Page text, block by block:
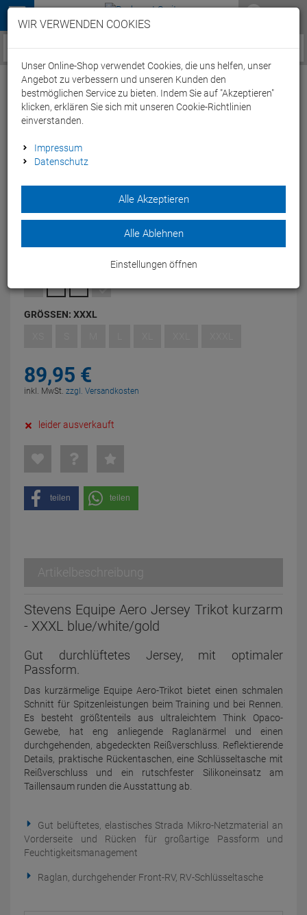
Menü
Service / Hilfe
Stevens Equipe Aero Jersey Trikot kurzarm
- XXXL blue/white/gold
Das Stevens Equipe Aero Jersey Trikot hält Sie trocken und ist
BLUE/WHITE/GOLD
GRÖSSEN: XXXL
89,95 €
inkl. MwSt. zzgl. Versandkosten
leider ausverkauft
teilen teilen
Artikelbeschreibung
Stevens Equipe Aero Jersey Trikot kurzarm
- XXXL blue/white/gold
Gut durchlüftetes Jersey, mit optimaler
Passform.
Das kurzärmelige Equipe Aero-Trikot bietet einen schmalen
Schnitt für Spitzenleistungen beim Training und bei Rennen.
Es besteht größtenteils aus ultraleichtem Think Opaco-
Gewebe, hat eng anliegende Raglanärmel und einen
durchgehenden, abgedeckten Reißverschluss. Reflektierende
Details, praktische Rückentaschen, eine Schlüsseltasche mit
Reißverschluss und ein rutschfester Silikoneinsatz am
Taillensaum runden die Ausstattung ab.
Gut belüftetes, elastisches Strada Mikro-Netzmaterial an
Vorderseite und Rücken für großartige Passform und
Feuchtigkeitsmanagement
Raglan, durchgehender Front-RV, RV-Schlüsseltasche
WIR VERWENDEN COOKIES
Unser Online-Shop verwendet Cookies, die uns helfen, unser
Angebot zu verbessern und unseren Kunden den
bestmöglichen Service zu bieten. Indem Sie auf "Akzeptieren"
klicken, erklären Sie sich mit unseren Cookie-Richtlinien
einverstanden.
Impressum
Datenschutz
Alle Akzeptieren
Alle Ablehnen
Einstellungen öffnen